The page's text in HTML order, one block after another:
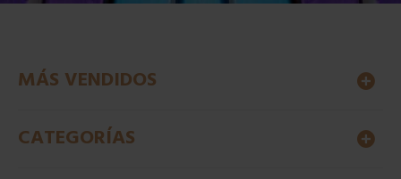
MÁS VENDIDOS
CATEGORÍAS